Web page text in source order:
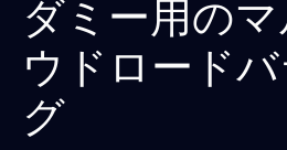
ダミー用の
ウドロード
グ